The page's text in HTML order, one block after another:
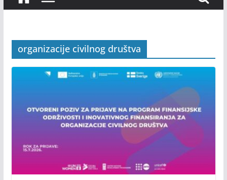
organizacije civilnog društva